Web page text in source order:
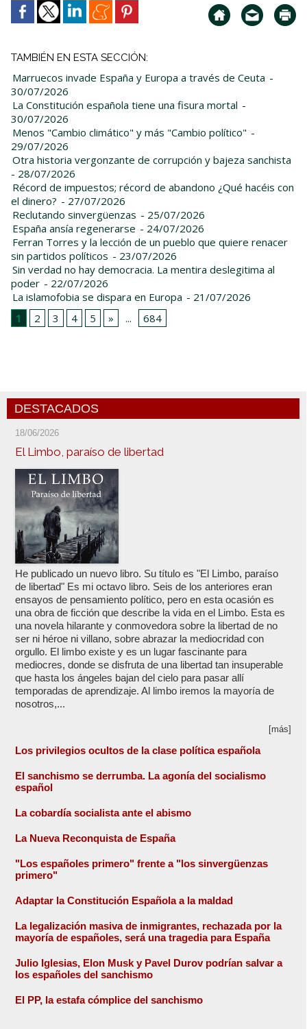
TAMBIÉN EN ESTA SECCIÓN:
Marruecos invade España y Europa a través de Ceuta -
30/07/2026
La Constitución española tiene una fisura mortal -
30/07/2026
Menos "Cambio climático" y más "Cambio político" -
29/07/2026
Otra historia vergonzante de corrupción y bajeza sanchista
- 28/07/2026
Récord de impuestos; récord de abandono ¿Qué hacéis con
el dinero? - 27/07/2026
Reclutando sinvergüenzas - 25/07/2026
España ansía regenerarse - 24/07/2026
Ferran Torres y la lección de un pueblo que quiere renacer
sin partidos políticos - 23/07/2026
Sin verdad no hay democracia. La mentira deslegitima al
poder - 22/07/2026
La islamofobia se dispara en Europa - 21/07/2026
1
2 3 4 5 » ... 684
DESTACADOS
18/06/2026
El Limbo, paraíso de libertad
He publicado un nuevo libro. Su título es "El Limbo, paraíso
de libertad" Es mi octavo libro. Seis de los anteriores eran
ensayos de pensamiento político, pero en esta ocasión es
una obra de ficción que describe la vida en el Limbo. Esta es
una novela hilarante y conmovedora sobre la libertad de no
ser ni héroe ni villano, sobre abrazar la mediocridad con
orgullo. El limbo existe y es un lugar fascinante para
mediocres, donde se disfruta de una libertad tan insuperable
que hasta los ángeles bajan del cielo para pasar allí
temporadas de aprendizaje. Al limbo iremos la mayoría de
nosotros,...
[más]
Los privilegios ocultos de la clase política española
El sanchismo se derrumba. La agonía del socialismo
español
La cobardía socialista ante el abismo
La Nueva Reconquista de España
"Los españoles primero" frente a "los sinvergüenzas
primero"
Adaptar la Constitución Española a la maldad
La legalización masiva de inmigrantes, rechazada por la
mayoría de españoles, será una tragedia para España
Julio Iglesias, Elon Musk y Pavel Durov podrían salvar a
los españoles del sanchismo
El PP, la estafa cómplice del sanchismo